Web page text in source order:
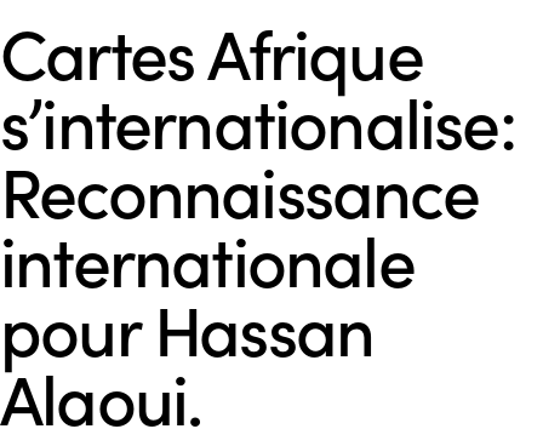
Cartes Afrique
s’internationalise:
Reconnaissance
internationale
pour Hassan
Alaoui.